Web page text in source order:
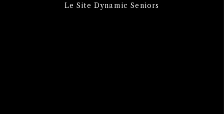
Le Site Dynamic Seniors